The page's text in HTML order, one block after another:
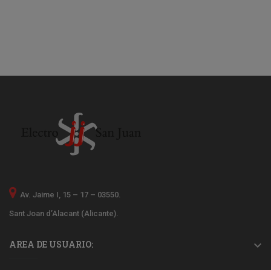
Av. Jaime I, 15 – 17 – 03550.
Sant Joan d’Alacant (Alicante).
AREA DE USUARIO: 